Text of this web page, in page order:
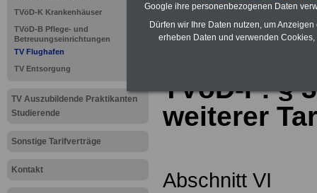
TVöD-K Krankenhäuser
TVöD-B Pflege- und
Betreuungseinrichtungen
TV Flughafen
TV Entsorgung
TV Auszubildende Praktikanten
Studierende
Sonstige Tarifverträge
Kontakt
TV
TVöD-F: §
weiterer
Abschnitt VI
Google ihre personenbezogenen Daten
Dürfen wir Ihre Daten nutzen, um
erheben Daten und verwenden